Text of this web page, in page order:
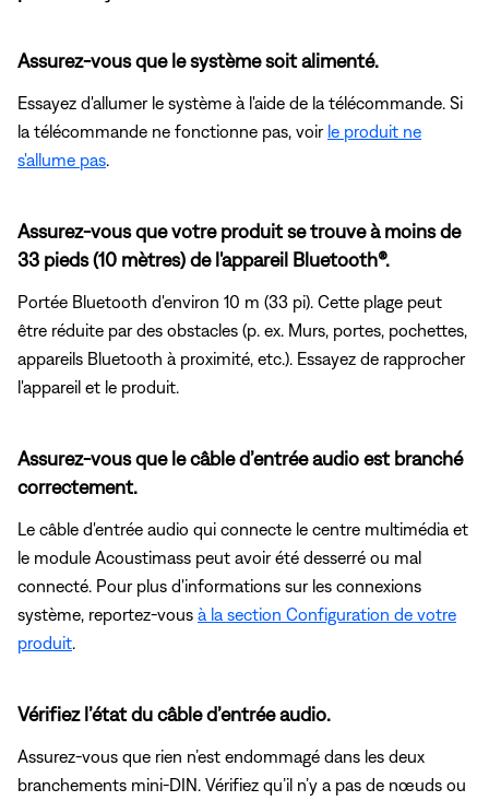
Assurez-vous que le système soit alimenté.
Essayez d'allumer le système à l'aide de la télécommande. Si
la télécommande ne fonctionne pas, voir le produit ne
s'allume pas.
Assurez-vous que votre produit se trouve à moins de
33 pieds (10 mètres) de l'appareil Bluetooth®.
Portée Bluetooth d'environ 10 m (33 pi). Cette plage peut
être réduite par des obstacles (p. ex. Murs, portes, pochettes,
appareils Bluetooth à proximité, etc.). Essayez de rapprocher
l'appareil et le produit.
Assurez-vous que le câble d’entrée audio est branché
correctement.
Le câble d'entrée audio qui connecte le centre multimédia et
le module Acoustimass peut avoir été desserré ou mal
connecté. Pour plus d'informations sur les connexions
système, reportez-vous à la section Configuration de votre
produit.
Vérifiez l’état du câble d’entrée audio.
Assurez-vous que rien n’est endommagé dans les deux
branchements mini-DIN. Vérifiez qu’il n’y a pas de nœuds ou